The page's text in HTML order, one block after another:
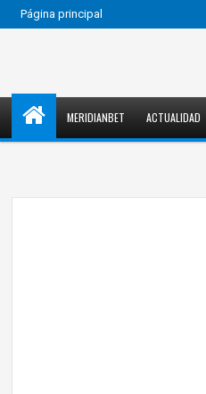
Página principal
MERIDIANBET ACTUALIDAD